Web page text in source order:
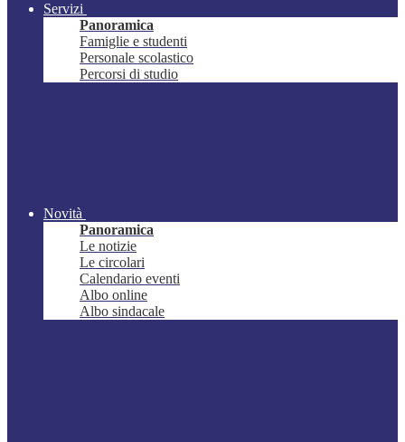
Servizi
Panoramica
Famiglie e studenti
Personale scolastico
Percorsi di studio
Novità
Panoramica
Le notizie
Le circolari
Calendario eventi
Albo online
Albo sindacale